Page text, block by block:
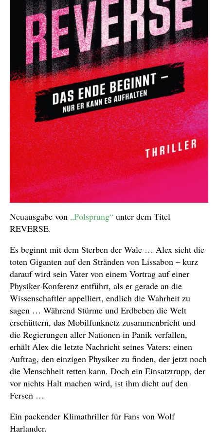
Neuausgabe von „Polsprung“ unter dem Titel
REVERSE.
Es beginnt mit dem Sterben der Wale … Alex sieht die
toten Giganten auf den Stränden von Lissabon – kurz
darauf wird sein Vater von einem Vortrag auf einer
Physiker-Konferenz entführt, als er gerade an die
Wissenschaftler appelliert, endlich die Wahrheit zu
sagen … Während Stürme und Erdbeben die Welt
erschüttern, das Mobilfunknetz zusammenbricht und
die Regierungen aller Nationen in Panik verfallen,
erhält Alex die letzte Nachricht seines Vaters: einen
Auftrag, den einzigen Physiker zu finden, der jetzt noch
die Menschheit retten kann. Doch ein Einsatztrupp, der
vor nichts Halt machen wird, ist ihm dicht auf den
Fersen …
Ein packender Klimathriller für Fans von Wolf
Harlander.